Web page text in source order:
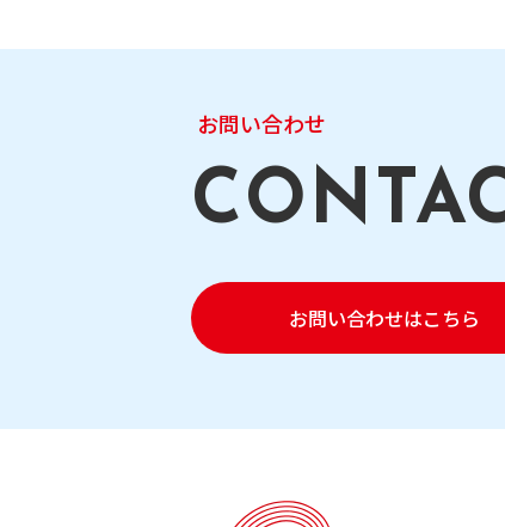
お問い合わせ
お問い合わせはこちら